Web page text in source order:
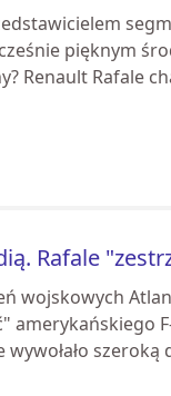
pięknym
Renault Rafale
Rafale
wojskowych
szeroką